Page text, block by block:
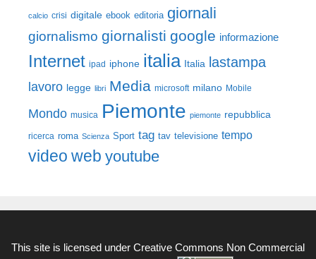
calcio crisi digitale ebook editoria giornali
giornalismo giornalisti google informazione
Internet ipad iphone italia Italia lastampa
lavoro legge libri Media microsoft milano Mobile
Mondo musica Piemonte piemonte repubblica
ricerca roma Scienza Sport tag tav televisione tempo
video web youtube
This site is licensed under Creative Commons Non Commercial